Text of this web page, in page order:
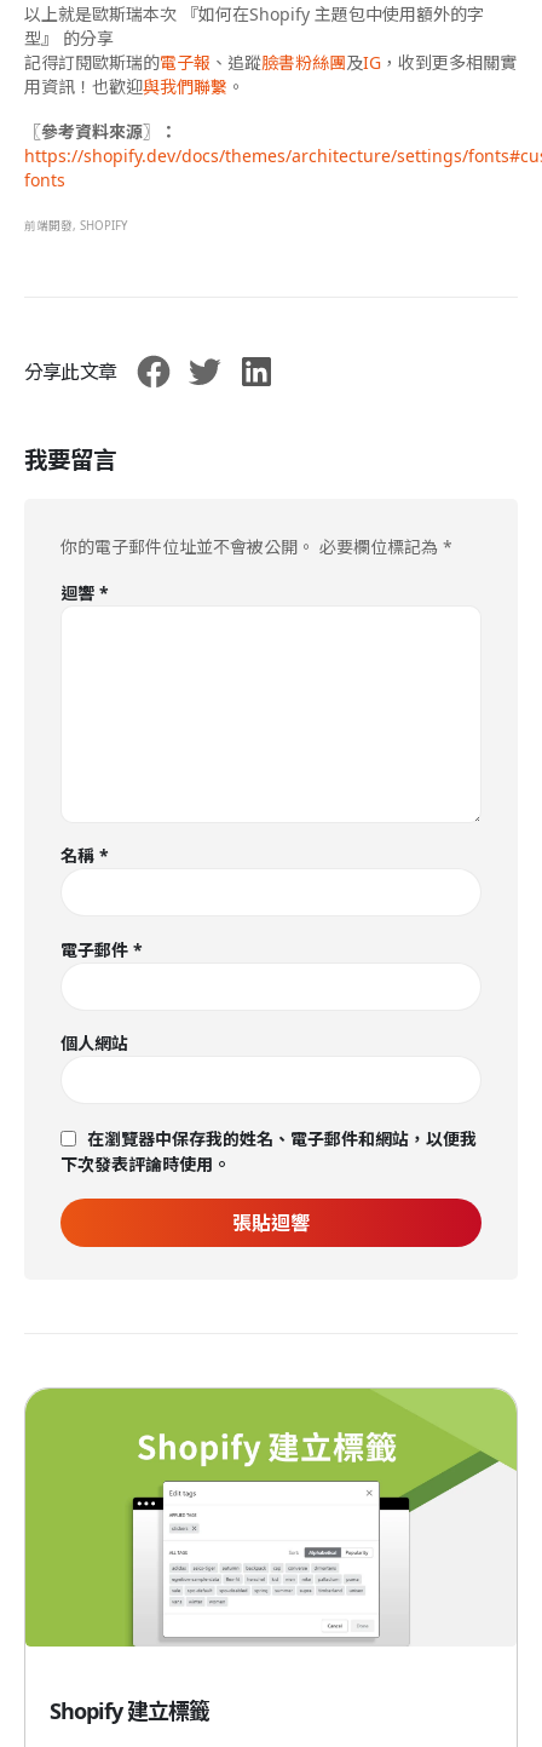
以上就是歐斯瑞本次 『如何在Shopify 主題包中使用額外的字
型』
的分享
記得訂閱歐斯瑞的電子報 、追蹤臉書粉絲團及IG ，收到更多相關實
用資訊！也歡迎與我們聯繫 。
〖參考資料來源〗：
https://shopify.dev/docs/themes/architecture/settings/
fonts
前端開發, SHOPIFY
分享此文章
我要留言
你的電子郵件位址並不會被公開。 必要欄位標記為 *
迴響 *
名稱 *
電子郵件 *
個人網站
在瀏覽器中保存我的姓名、電子郵件和網站，以便我
下次發表評論時使用。
Shopify 建立標籤